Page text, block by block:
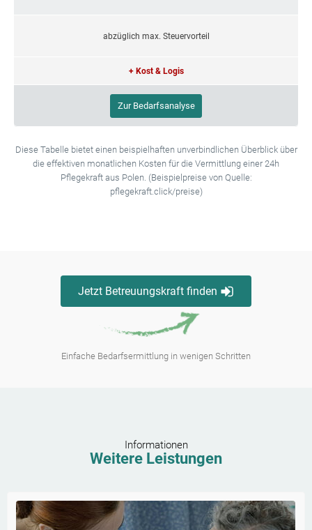
abzüglich max. Steuervorteil
+ Kost & Logis
Zur Bedarfsanalyse
Diese Tabelle bietet einen beispielhaften unverbindlichen Überblick über
die effektiven monatlichen Kosten für die Vermittlung einer 24h
Pflegekraft aus Polen. (Beispielpreise von Quelle:
pflegekraft.click/preise)
Jetzt Betreuungskraft finden
Einfache Bedarfsermittlung in wenigen Schritten
Informationen
Weitere Leistungen